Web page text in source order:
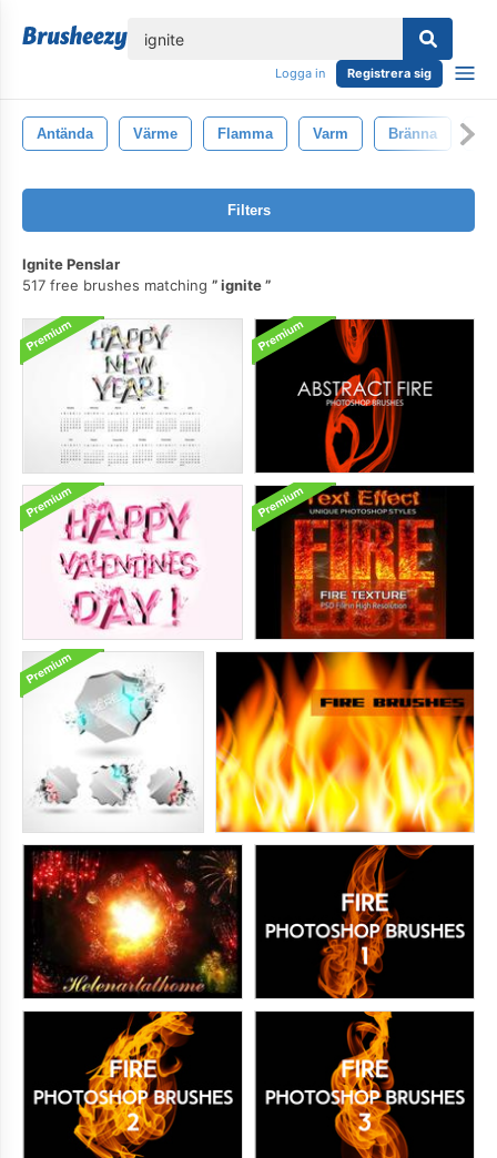
Logga in Registrera sig
Antända Värme Flamma Varm Bränna
Filters
Ignite Penslar
517 free brushes matching
ignite